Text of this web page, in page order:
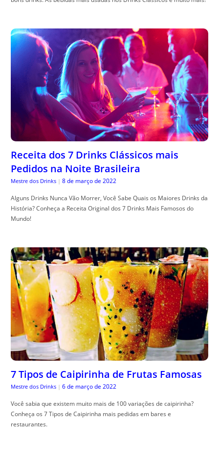
Receita dos 7 Drinks Clássicos mais
Pedidos na Noite Brasileira
Mestre dos Drinks | 8 de março de 2022
Alguns Drinks Nunca Vão Morrer, Você Sabe Quais os Maiores Drinks da
História? Conheça a Receita Original dos 7 Drinks Mais Famosos do
Mundo!
7 Tipos de Caipirinha de Frutas Famosas
Mestre dos Drinks | 6 de março de 2022
Você sabia que existem muito mais de 100 variações de caipirinha?
Conheça os 7 Tipos de Caipirinha mais pedidas em bares e
restaurantes.